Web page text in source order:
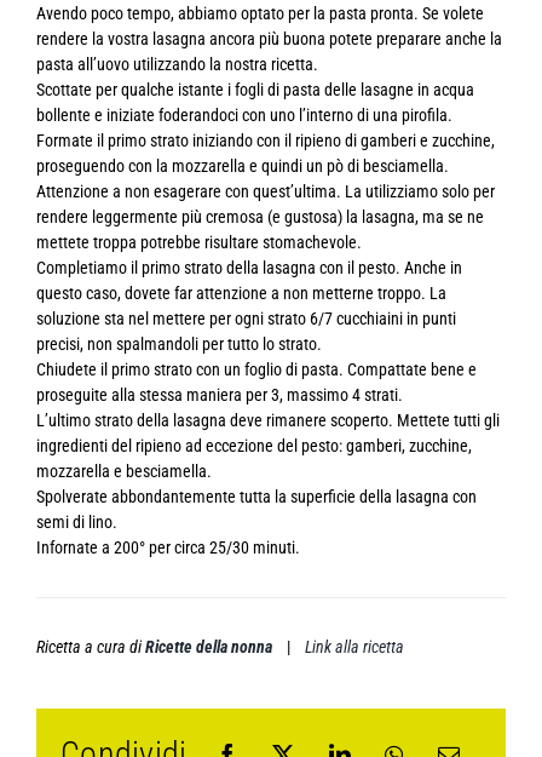
Avendo poco tempo, abbiamo optato per la pasta pronta. Se volete
rendere la vostra lasagna ancora più buona potete preparare anche la
pasta all’uovo utilizzando la nostra ricetta.
Scottate per qualche istante i fogli di pasta delle lasagne in acqua
bollente e iniziate foderandoci con uno l’interno di una pirofila.
Formate il primo strato iniziando con il ripieno di gamberi e zucchine,
proseguendo con la mozzarella e quindi un pò di besciamella.
Attenzione a non esagerare con quest’ultima. La utilizziamo solo per
rendere leggermente più cremosa (e gustosa) la lasagna, ma se ne
mettete troppa potrebbe risultare stomachevole.
Completiamo il primo strato della lasagna con il pesto. Anche in
questo caso, dovete far attenzione a non metterne troppo. La
soluzione sta nel mettere per ogni strato 6/7 cucchiaini in punti
precisi, non spalmandoli per tutto lo strato.
Chiudete il primo strato con un foglio di pasta. Compattate bene e
proseguite alla stessa maniera per 3, massimo 4 strati.
L’ultimo strato della lasagna deve rimanere scoperto. Mettete tutti gli
ingredienti del ripieno ad eccezione del pesto: gamberi, zucchine,
mozzarella e besciamella.
Spolverate abbondantemente tutta la superficie della lasagna con
semi di lino.
Infornate a 200° per circa 25/30 minuti.
Ricetta a cura diRicette della nonna| Link alla ricetta